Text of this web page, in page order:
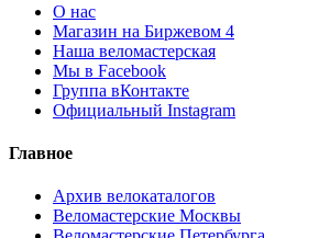
О нас
Магазин на Биржевом 4
Наша веломастерская
Мы в Facebook
Группа вКонтакте
Официальный Instagram
Главное
Архив велокаталогов
Веломастерские Москвы